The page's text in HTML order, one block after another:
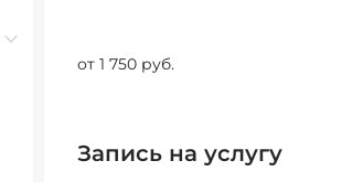
от 1 750 руб.
Запись на услугу